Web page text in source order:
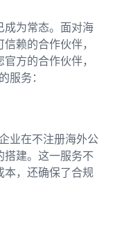
成为常态。面对海
赖的合作伙伴，
方的合作伙伴，
服务：
业在不注册海外公
搭建。这一服务不
本，还确保了合规